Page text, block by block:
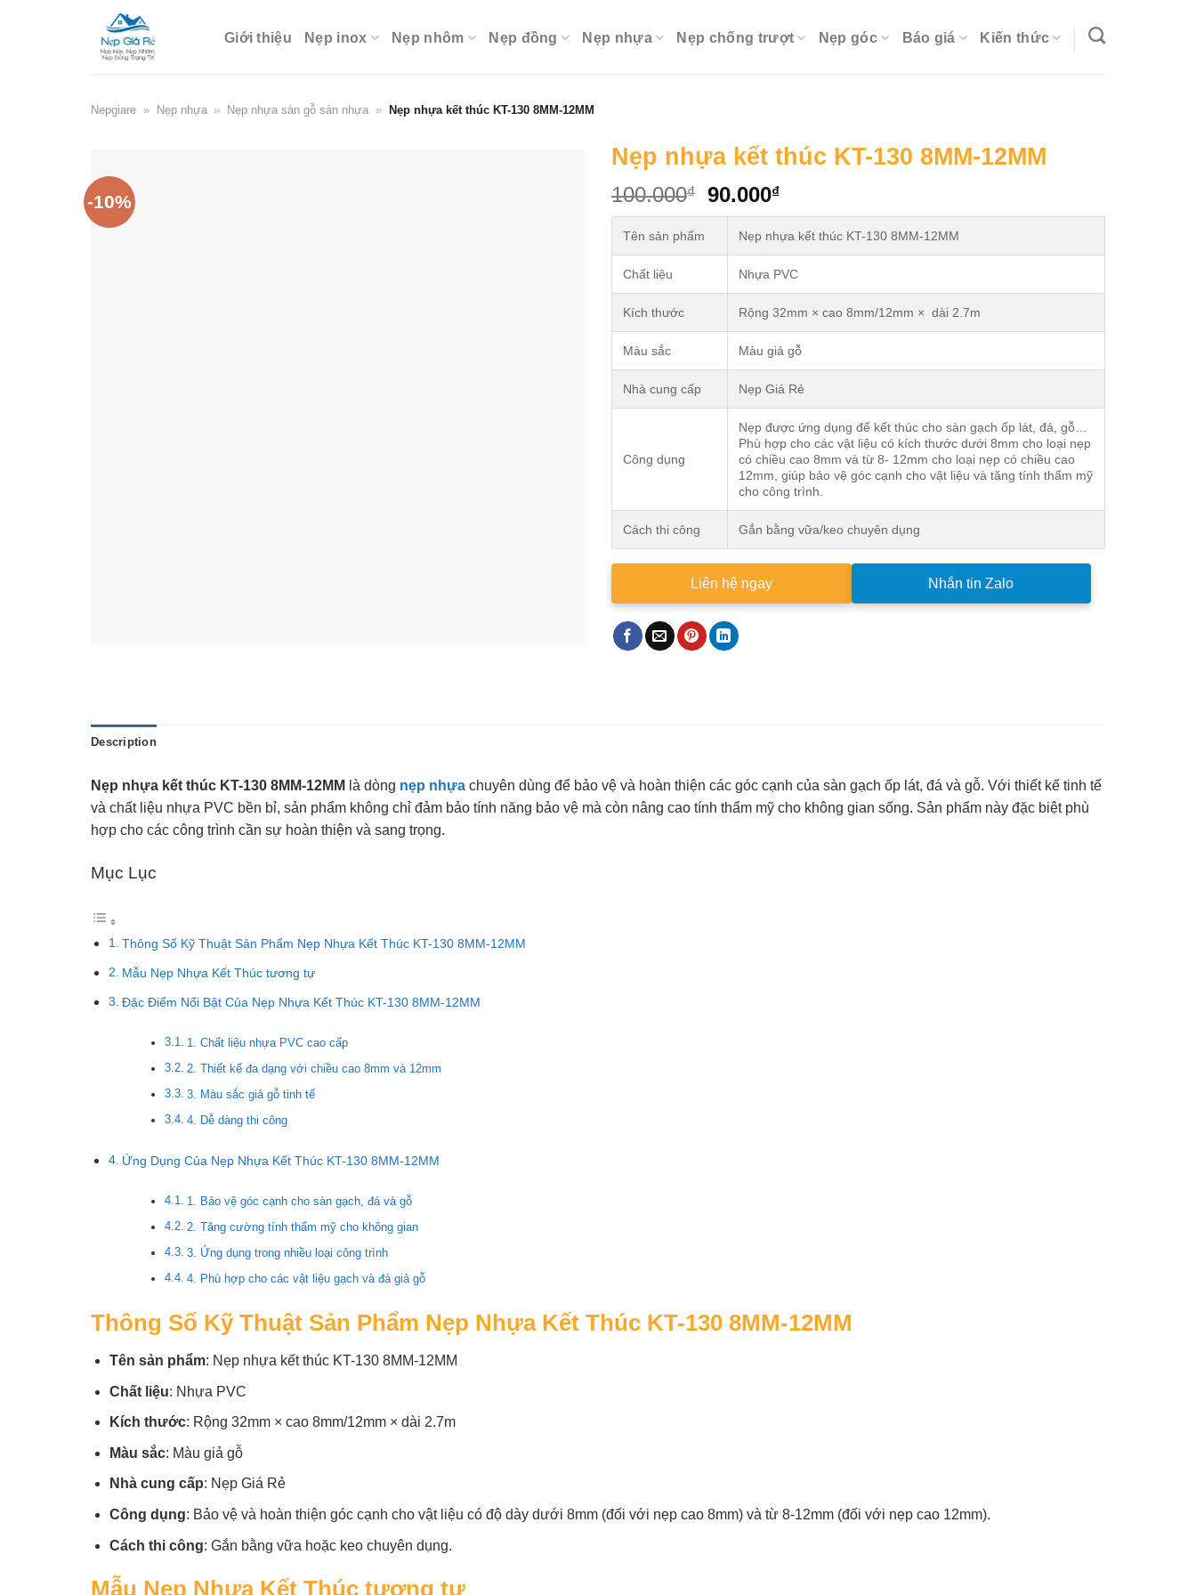
Giới thiệu Nẹp inox Nẹp nhôm Nẹp đồng Nẹp nhựa Nẹp chống trượt Nẹp góc Báo giá Kiến thức
Nepgiare » Nẹp nhựa » Nẹp nhựa sàn gỗ sàn nhựa » Nẹp nhựa kết thúc KT-130 8MM-12MM
-10%
Nẹp nhựa kết thúc KT-130 8MM-12MM
100.000₫
Original
price
was:
100.000₫.
90.000₫Current
price
is:
90.000₫.
Tên sản phẩm Nẹp nhựa kết thúc KT-130 8MM-12MM
Chất liệu Nhựa PVC
Kích thước Rộng 32mm × cao 8mm/12mm × dài 2.7m
Màu sắc Màu giả gỗ
Nhà cung cấp Nẹp Giá Rẻ
Công dụng
Nẹp được ứng dụng để kết thúc cho sàn gạch ốp lát, đá, gỗ…
Phù hợp cho các vật liệu có kích thước dưới 8mm cho loại nẹp
có chiều cao 8mm và từ 8- 12mm cho loại nẹp có chiều cao
12mm, giúp bảo vệ góc cạnh cho vật liệu và tăng tính thẩm mỹ
cho công trình.
Cách thi công Gắn bằng vữa/keo chuyên dụng
Liên hệ ngay Nhắn tin Zalo
Description
Nẹp nhựa kết thúc KT-130 8MM-12MM là dòng nẹp nhựa chuyên dùng để bảo vệ và hoàn thiện các góc cạnh của sàn gạch ốp lát, đá và gỗ. Với thiết kế tinh tế
và chất liệu nhựa PVC bền bỉ, sản phẩm không chỉ đảm bảo tính năng bảo vệ mà còn nâng cao tính thẩm mỹ cho không gian sống. Sản phẩm này đặc biệt phù
hợp cho các công trình cần sự hoàn thiện và sang trọng.
Mục Lục
Thông Số Kỹ Thuật Sản Phẩm Nẹp Nhựa Kết Thúc KT-130 8MM-12MM
Mẫu Nẹp Nhựa Kết Thúc tương tự
Đặc Điểm Nổi Bật Của Nẹp Nhựa Kết Thúc KT-130 8MM-12MM
1. Chất liệu nhựa PVC cao cấp
2. Thiết kế đa dạng với chiều cao 8mm và 12mm
3. Màu sắc giả gỗ tinh tế
4. Dễ dàng thi công
Ứng Dụng Của Nẹp Nhựa Kết Thúc KT-130 8MM-12MM
1. Bảo vệ góc cạnh cho sàn gạch, đá và gỗ
2. Tăng cường tính thẩm mỹ cho không gian
3. Ứng dụng trong nhiều loại công trình
4. Phù hợp cho các vật liệu gạch và đá giả gỗ
Thông Số Kỹ Thuật Sản Phẩm Nẹp Nhựa Kết Thúc KT-130 8MM-12MM
Tên sản phẩm: Nẹp nhựa kết thúc KT-130 8MM-12MM
Chất liệu: Nhựa PVC
Kích thước: Rộng 32mm × cao 8mm/12mm × dài 2.7m
Màu sắc: Màu giả gỗ
Nhà cung cấp: Nẹp Giá Rẻ
Công dụng: Bảo vệ và hoàn thiện góc cạnh cho vật liệu có độ dày dưới 8mm (đối với nẹp cao 8mm) và từ 8-12mm (đối với nẹp cao 12mm).
Cách thi công: Gắn bằng vữa hoặc keo chuyên dụng.
Mẫu Nẹp Nhựa Kết Thúc tương tự